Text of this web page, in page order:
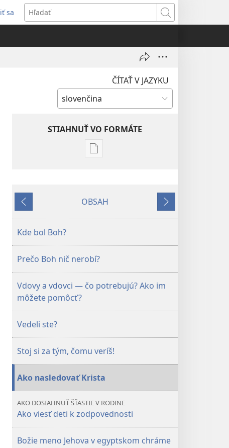
sa
Hľadať
ČÍTAŤ V JAZYKU
STIAHNUŤ VO FORMÁTE
Možnosti
STRÁŽNA
Späť
OBSAH
Ďalej
Kde bol Boh?
Prečo Boh nič nerobí?
Vdovy a vdovci — čo potrebujú? Ako im
môžete pomôcť?
Vedeli ste?
Stoj si za tým, čomu veríš!
Ako nasledovať Krista
AKO DOSIAHNUŤ ŠŤASTIE V RODINE
Ako viesť deti k zodpovednosti
Božie meno Jehova v egyptskom chráme